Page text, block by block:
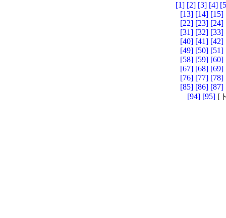
[1] [2] [3] [4]
[13] [14] [15]
[22] [23] [24]
[31] [32] [33]
[40] [41] [42]
[49] [50] [51]
[58] [59] [60]
[67] [68] [69]
[76] [77] [78]
[85] [86] [87]
[94] [95] [